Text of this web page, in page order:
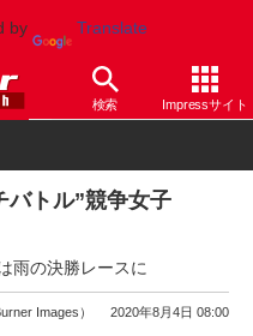
by Translate
検索 Impressサイト
他
バトル”競争女子
雨の決勝レースに
Images） 2020年8月4日 08:00